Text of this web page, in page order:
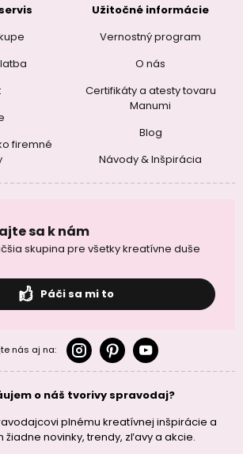
firemné
Užitočné informácie
Vernostný program
O nás
Certifikáty a atesty tovaru
Manumi
Blog
Návody & Inšpirácia
sa k nám
skupina pre všetky kreatívne duše
Páči sa mi to
nás aj na:
o náš tvorivy spravodaj?
plnému kreatívnej inšpirácie a
žiadne novinky, trendy, zľavy a akcie.